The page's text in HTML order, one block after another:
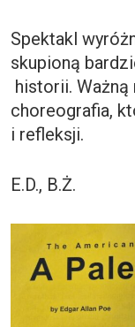
Spektakl
skupioną
historii. Ważną
choreografia,
i refleksji.
E.D., B.Ż.